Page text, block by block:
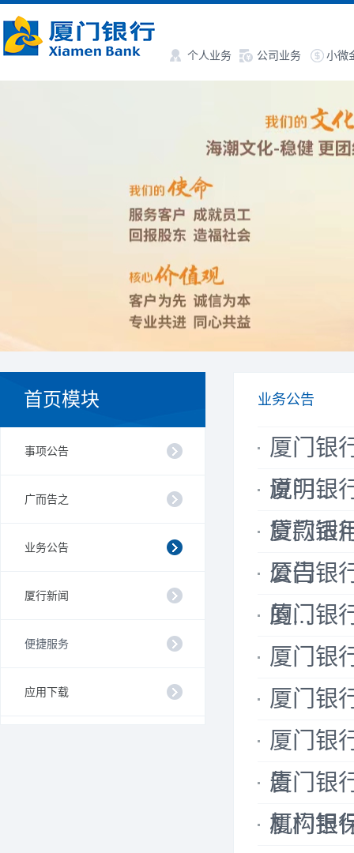
个人业务 公司业务 小微
首页模块
事项公告
广而告之
业务公告
厦行新闻
便捷服务
应用下载
业务公告
厦门银
说明...
厦门银
贷款适
厦门银
公告
厦门银
的...
厦门银
厦门银
厦门银
厦门银
告
厦门银
机构担
厦门银